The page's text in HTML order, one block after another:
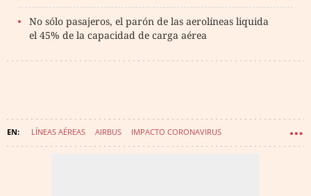
No sólo pasajeros, el parón de las aerolíneas liquida
el 45% de la capacidad de carga aérea
LÍNEAS AÉREAS AIRBUS IMPACTO CORONAVIRUS